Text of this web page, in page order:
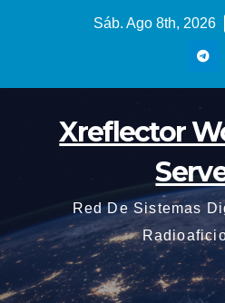
Sáb. Ago 8th, 2026
Xreflector
Red De Sistemas